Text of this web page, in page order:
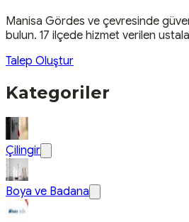
Manisa Gördes ve çevresinde
bulun. 17 ilçede hizmet verilen
Talep Oluştur
Kategoriler
Çilingir
Boya ve Badana